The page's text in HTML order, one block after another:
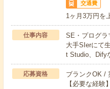
交通費
1ヶ月3万円を
仕事内容
SE・プログラ
大手SIerにて
t Studio、Dify
応募資格
ブランクOK /
【必要な経